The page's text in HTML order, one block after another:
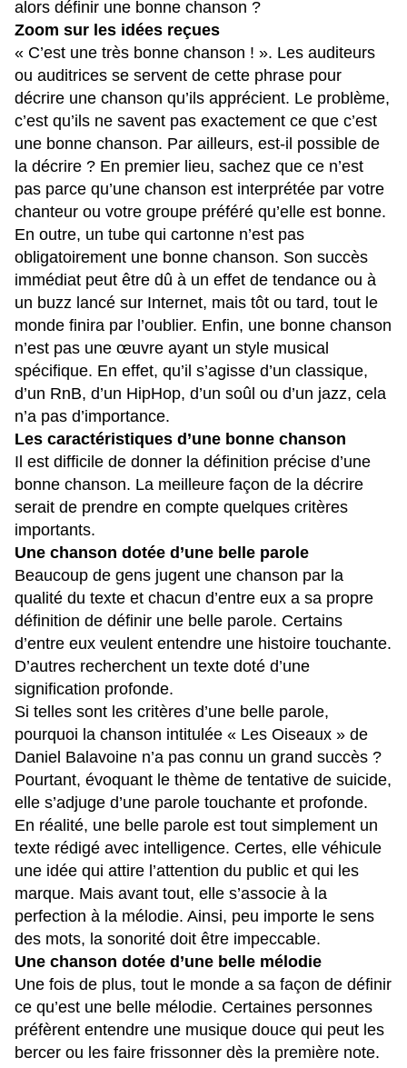
alors définir une bonne chanson ?
Zoom sur les idées reçues
« C’est une très bonne chanson ! ». Les auditeurs
ou auditrices se servent de cette phrase pour
décrire une chanson qu’ils apprécient. Le problème,
c’est qu’ils ne savent pas exactement ce que c’est
une bonne chanson. Par ailleurs, est-il possible de
la décrire ? En premier lieu, sachez que ce n’est
pas parce qu’une chanson est interprétée par votre
chanteur ou votre groupe préféré qu’elle est bonne.
En outre, un tube qui cartonne n’est pas
obligatoirement une bonne chanson. Son succès
immédiat peut être dû à un effet de tendance ou à
un buzz lancé sur Internet, mais tôt ou tard, tout le
monde finira par l’oublier. Enfin, une bonne chanson
n’est pas une œuvre ayant un style musical
spécifique. En effet, qu’il s’agisse d’un classique,
d’un RnB, d’un HipHop, d’un soûl ou d’un jazz, cela
n’a pas d’importance.
Les caractéristiques d’une bonne chanson
Il est difficile de donner la définition précise d’une
bonne chanson. La meilleure façon de la décrire
serait de prendre en compte quelques critères
importants.
Une chanson dotée d’une belle parole
Beaucoup de gens jugent une chanson par la
qualité du texte et chacun d’entre eux a sa propre
définition de définir une belle parole. Certains
d’entre eux veulent entendre une histoire touchante.
D’autres recherchent un texte doté d’une
signification profonde.
Si telles sont les critères d’une belle parole,
pourquoi la chanson intitulée « Les Oiseaux » de
Daniel Balavoine n’a pas connu un grand succès ?
Pourtant, évoquant le thème de tentative de suicide,
elle s’adjuge d’une parole touchante et profonde.
En réalité, une belle parole est tout simplement un
texte rédigé avec intelligence. Certes, elle véhicule
une idée qui attire l’attention du public et qui les
marque. Mais avant tout, elle s’associe à la
perfection à la mélodie. Ainsi, peu importe le sens
des mots, la sonorité doit être impeccable.
Une chanson dotée d’une belle mélodie
Une fois de plus, tout le monde a sa façon de définir
ce qu’est une belle mélodie. Certaines personnes
préfèrent entendre une musique douce qui peut les
bercer ou les faire frissonner dès la première note.